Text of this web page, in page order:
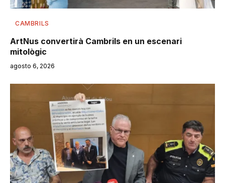
CAMBRILS
ArtNus convertirà Cambrils en un escenari
mitològic
agosto 6, 2026